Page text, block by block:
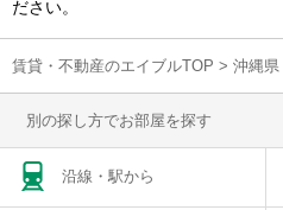
ださい。
賃貸・不動産のエイブルTOP > 沖縄県
別の探し方でお部屋を探す
沿線・駅から